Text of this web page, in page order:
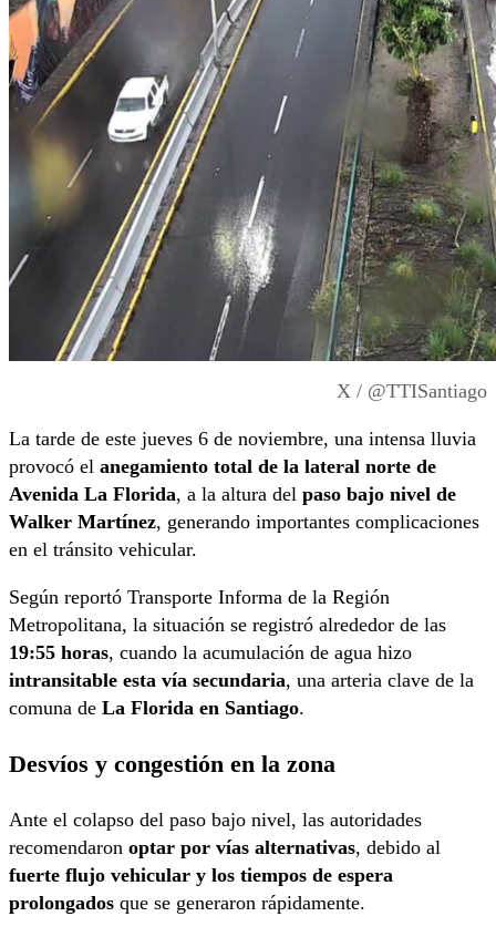
X / @TTISantiago
La tarde de este jueves 6 de noviembre, una intensa lluvia
provocó el anegamiento total de la lateral norte de
Avenida La Florida, a la altura del paso bajo nivel de
Walker Martínez, generando importantes complicaciones
en el tránsito vehicular.
Según reportó Transporte Informa de la Región
Metropolitana, la situación se registró alrededor de las
19:55 horas, cuando la acumulación de agua hizo
intransitable esta vía secundaria, una arteria clave de la
comuna de La Florida en Santiago.
Desvíos y congestión en la zona
Ante el colapso del paso bajo nivel, las autoridades
recomendaron optar por vías alternativas, debido al
fuerte flujo vehicular y los tiempos de espera
prolongados que se generaron rápidamente.